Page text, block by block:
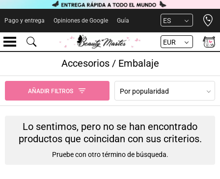
Pago y entrega Opiniones de Google Guía ES
EUR
Accesorios / Embalaje
AÑADIR FILTROS Por popularidad
Lo sentimos, pero no se han encontrado
productos que coincidan con sus criterios.
Pruebe con otro término de búsqueda.